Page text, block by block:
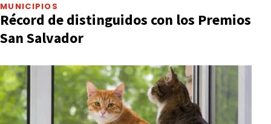
MUNICIPIOS
Récord de distinguidos con los Premios
San Salvador